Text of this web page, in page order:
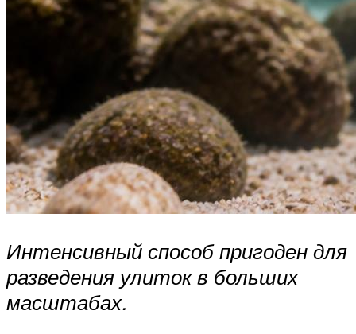
Интенсивный способ пригоден для
разведения улиток в больших
масштабах.